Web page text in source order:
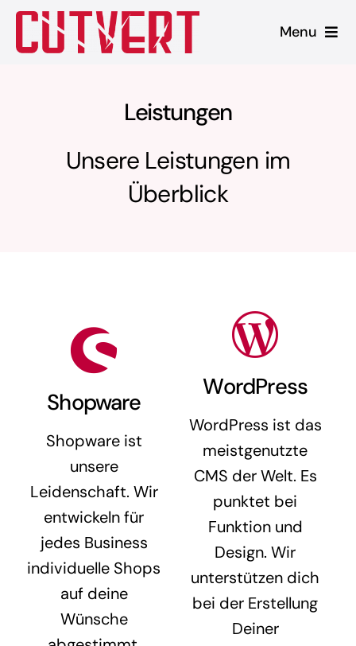
Zum
Inhalt
Menu
Shopware
Unsere Produkte
Leistungen
Unsere Leistungen im
Überblick
Shopware
Shopware ist
unsere
Leidenschaft. Wir
entwickeln für
jedes Business
individuelle Shops
auf deine
Wünsche
WordPress
WordPress ist das
meistgenutzte
CMS der Welt. Es
punktet bei
Funktion und
Design. Wir
unterstützen dich
bei der Erstellung
Deiner